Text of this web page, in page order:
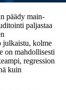
päädy main-
paljastaa
julkaistu, kolme
on mahdollisesti
regression
kuin